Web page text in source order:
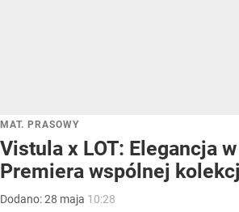
MAT. PRASOWY
Vistula x LOT: Elegancja
Premiera wspólnej
Dodano:28 maja 10:28